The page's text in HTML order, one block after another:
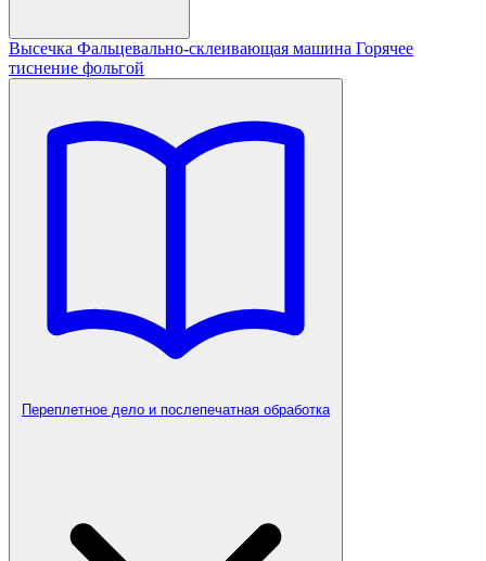
Высечка Фальцевально-склеивающая машина Горячее
тиснение фольгой
Переплетное дело и послепечатная обработка